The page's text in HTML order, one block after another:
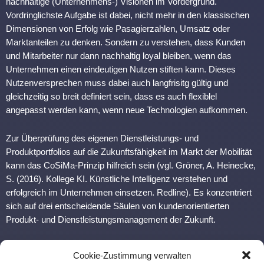
Cookie-Zustimmung verwalten
Vordringlichste Aufgabe ist dabei, nicht mehr in den klassischen
Dimensionen von Erfolg wie Pasagierzahlen, Umsatz oder
Marktanteilen zu denken. Sondern zu verstehen, dass Kunden
und Mitarbeiter nur dann nachhaltig loyal bleiben, wenn das
Unternehmen einen eindeutigen Nutzen stiften kann. Dieses
Nutzenversprechen muss dabei auch langfrisitg gültig und
gleichzeitig so breit definiert sein, dass es auch flexiblel
angepasst werden kann, wenn neue Technologien aufkommen.
Zur Überprüfung des eigenen Dienstleistungs- und
Produktportfolios auf die Zukunftsfähigkeit im Markt der Mobilität
kann das CoSiMa-Prinzip hilfreich sein (vgl. Gröner, A. Heinecke,
S. (2016). Kollege KI. Künstliche Intelligenz verstehen und
erfolgreich im Unternehmen einsetzen. Redline). Es konzentriert
sich auf drei entscheidende Säulen von kundenorientierten
Produkt- und Dienstleistungsmanagement der Zukunft.